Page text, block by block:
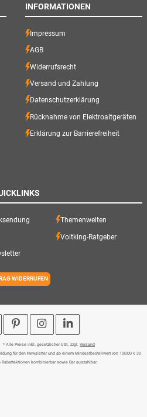
INFORMATIONEN
Impressum
AGB
Widerrufsrecht
Versand und Zahlung
Datenschutzerklärung
Rücknahme von Elektroaltgeräten
Erklärung zur Barrierefreiheit
Themenwelten
Voltking-Ratgeber
WIDERRUFEN
* Alle Preise inkl. gesetzlicher USt., zzgl. Versand
für den Newsletter und ab einem Mindestbestellwert von 100,00 € 30
kombinierbar sowie Bar auszahlbar.